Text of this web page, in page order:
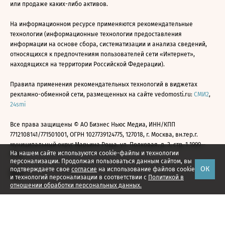
На нашем сайте используются cookie-файлы и технологии
персонализации. Продолжая пользоваться данным сайтом, вы
подтверждаете свое согласие на использование файлов cookie
и технологий персонализации в соответствии с Политикой в
отношении обработки персональных данных.
ОК
или продаже каких-либо активов.
На информационном ресурсе применяются рекомендательные
технологии (информационные технологии предоставления
информации на основе сбора, систематизации и анализа сведений,
относящихся к предпочтениям пользователей сети «Интернет»,
находящихся на территории Российской Федерации).
Правила применения рекомендательных технологий в виджетах
рекламно-обменной сети, размещенных на сайте vedomosti.ru: СМИ2,
24smi
Все права защищены © АО Бизнес Ньюс Медиа, ИНН/КПП
7712108141/771501001, ОГРН 1027739124775, 127018, г. Москва, вн.тер.г.
муниципальный округ Марьина Роща, ул. Полковая, д. 3, стр. 1 1999—
2026